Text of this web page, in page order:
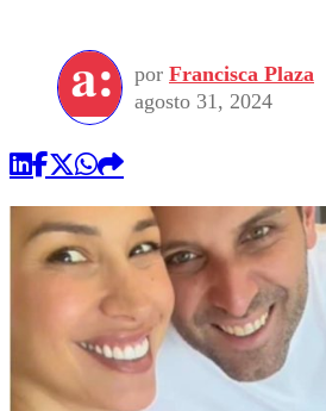
por Francisca Plaza
agosto 31, 2024